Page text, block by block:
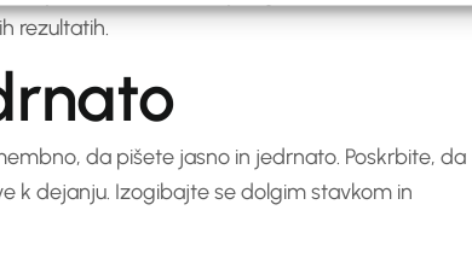
rezultatih.
da pišete jasno in jedrnato. Poskrbite, da
k dejanju. Izogibajte se dolgim stavkom in